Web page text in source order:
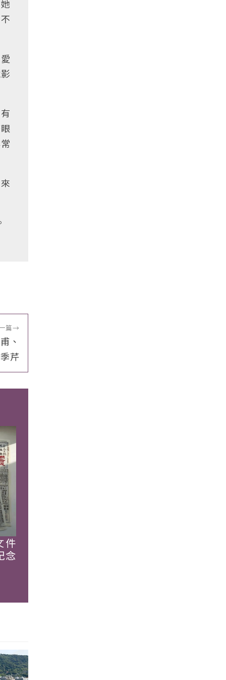
篇→
、
季芹
件
念